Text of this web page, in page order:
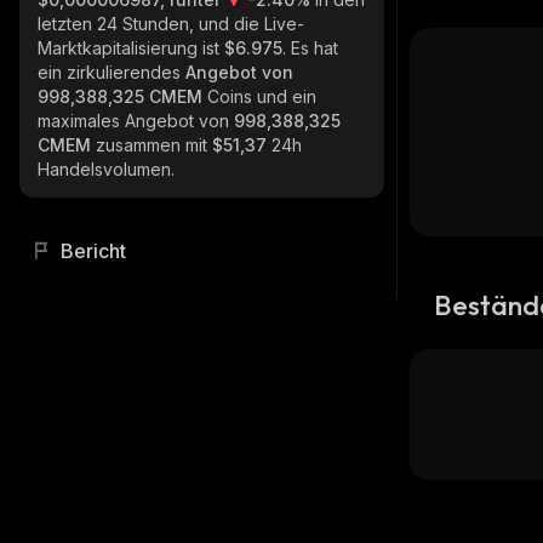
letzten 24 Stunden, und die Live-
Marktkapitalisierung ist $6.975. Es hat
ein zirkulierendes Angebot von
998,388,325 CMEM Coins und ein
maximales Angebot von 998,388,325
CMEM zusammen mit $51,37 24h
Handelsvolumen.
Bericht